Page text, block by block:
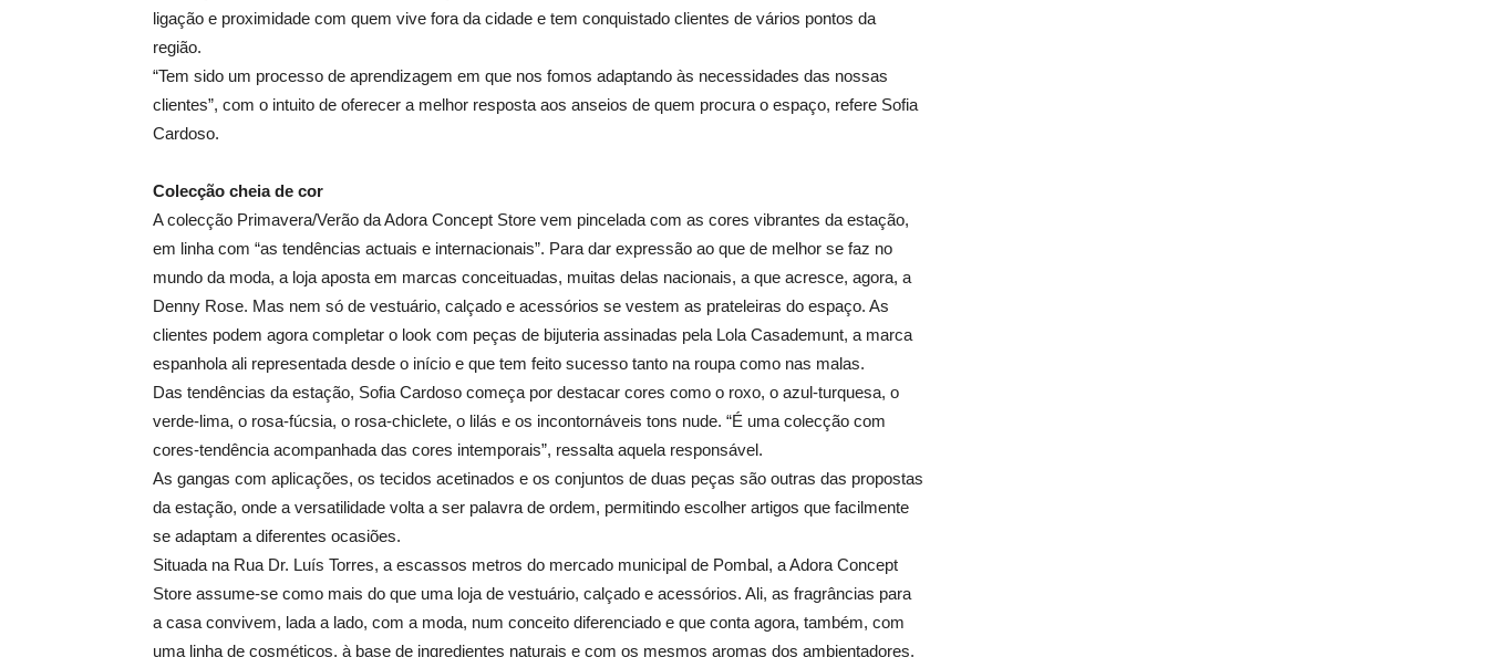
ligação e proximidade com quem vive fora da cidade e tem conquistado clientes de vários pontos da
região.
“Tem sido um processo de aprendizagem em que nos fomos adaptando às necessidades das nossas
clientes”, com o intuito de oferecer a melhor resposta aos anseios de quem procura o espaço, refere Sofia
Cardoso.
Colecção cheia de cor
A colecção Primavera/Verão da Adora Concept Store vem pincelada com as cores vibrantes da estação,
em linha com “as tendências actuais e internacionais”. Para dar expressão ao que de melhor se faz no
mundo da moda, a loja aposta em marcas conceituadas, muitas delas nacionais, a que acresce, agora, a
Denny Rose. Mas nem só de vestuário, calçado e acessórios se vestem as prateleiras do espaço. As
clientes podem agora completar o look com peças de bijuteria assinadas pela Lola Casademunt, a marca
espanhola ali representada desde o início e que tem feito sucesso tanto na roupa como nas malas.
Das tendências da estação, Sofia Cardoso começa por destacar cores como o roxo, o azul-turquesa, o
verde-lima, o rosa-fúcsia, o rosa-chiclete, o lilás e os incontornáveis tons nude. “É uma colecção com
cores-tendência acompanhada das cores intemporais”, ressalta aquela responsável.
As gangas com aplicações, os tecidos acetinados e os conjuntos de duas peças são outras das propostas
da estação, onde a versatilidade volta a ser palavra de ordem, permitindo escolher artigos que facilmente
se adaptam a diferentes ocasiões.
Situada na Rua Dr. Luís Torres, a escassos metros do mercado municipal de Pombal, a Adora Concept
Store assume-se como mais do que uma loja de vestuário, calçado e acessórios. Ali, as fragrâncias para
a casa convivem, lada a lado, com a moda, num conceito diferenciado e que conta agora, também, com
uma linha de cosméticos, à base de ingredientes naturais e com os mesmos aromas dos ambientadores.